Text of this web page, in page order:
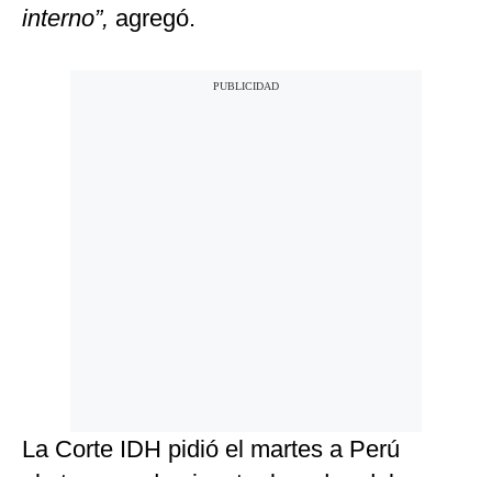
interno”, agregó.
La Corte IDH pidió el martes a Perú